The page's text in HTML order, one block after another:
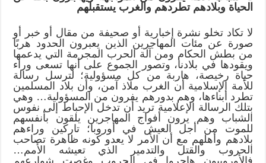
الحياة وبلادهم تطردهم والغرب يستقبلهم
لا تكاد تخلو نشرة إخبارية أو صحيفة من مقال أو خبر أو
صورة عن مئات المهاجرين الذين يعبرون الحدود هربًا
من بطش الحكام ومن آلة الحرب المجرمة التي يدعمها
ويقودها في بلادنا، وتصور الجموع على أنها تسعى وراء
حياة رخيصة، هاربة من كل مسؤولية؛ لترسل رسالة
للأمة الإسلامية أن الغرب ملاذ آمن، وأن بلاد المسلمين
تطرد أبناءها، وهم بدورهم يفرون من المسؤولية… وهي
بتلك الرسالة الإعلامية تريد أن تدخل الإحباط إلى نفوس
الشباب وهم يرون أفواج المهاجرين يلقون بأنفسهم
للموت من أجل العيش في أوروبا؛ تاركين وراءهم
بلادهم وأهلهم مع أن الأمر لا يعدو كونه ظاهرة تصاحب
الحروب والقتل والتدمير الذي تعيشه الأمم…
فالأوروبيون هاجروا في الحروب وغصت شوارعهم